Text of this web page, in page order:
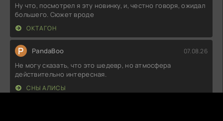
Ну что, посмотрел я эту новинку, и, честно говоря, ожидал
большего. Сюжет вроде
ОКТАГОН
P PandaBoo 07.08.26
Не могу сказать, что это шедевр, но атмосфера
действительно интересная.
СНЫ АЛИСЫ